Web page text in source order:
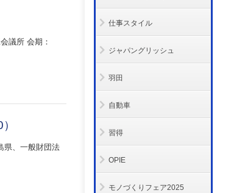
議所 会期：
県、一般財団法
仕事スタイル
ジャパングリッシュ
羽田
自動車
習得
OPIE
モノづくりフェア2025